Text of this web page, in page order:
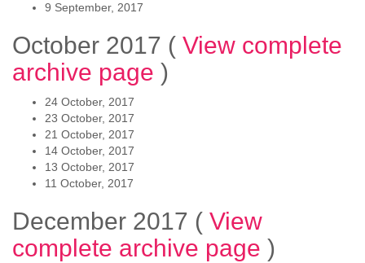
9 September, 2017
October 2017 ( View complete
archive page )
24 October, 2017
23 October, 2017
21 October, 2017
14 October, 2017
13 October, 2017
11 October, 2017
December 2017 ( View
complete archive page )